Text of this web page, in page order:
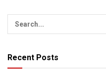
Recent Posts